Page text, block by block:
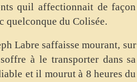
quil affectionnait de façon
quelconque du Colisée.
Labre saffaisse mourant, sur
à le transporter dans sa
et il mourut à 8 heures du